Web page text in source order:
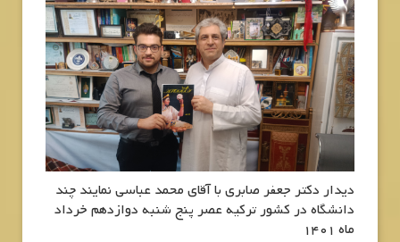
دیدار دکتر جعفر صابری با آقای محمد عباسی نمایند چند
دانشگاه در کشور ترکیه عصر پنج شنبه دوازدهم خرداد
ماه 1401